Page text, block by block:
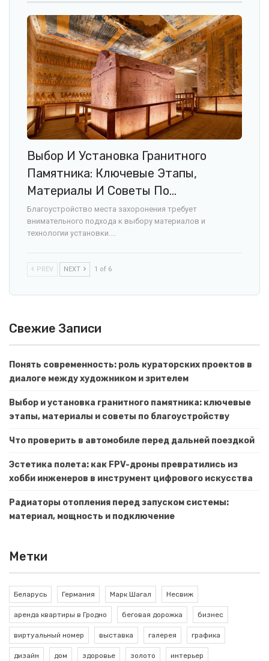
Выбор И Установка Гранитного
Памятника: Ключевые Этапы,
Материалы И Советы По…
Благоустройство места захоронения требует
внимательного подхода к выбору материалов и
технологии установки.…
PREV NEXT 1 of 6
Свежие Записи
Понять современность: роль кураторских проектов в
диалоге между художником и зрителем
Выбор и установка гранитного памятника: ключевые
этапы, материалы и советы по благоустройству
Что проверить в автомобиле перед дальней поездкой
Эстетика полета: как FPV-дроны превратились из
хобби инженеров в инструмент цифрового искусства
Радиаторы отопления перед запуском системы:
материал, мощность и подключение
Метки
Беларусь Германия Марк Шагал Несвиж
аренда квартиры в Гродно беговая дорожка бизнес
виртуальный номер выставка галерея графика
дизайн дом здоровье золото интерьер